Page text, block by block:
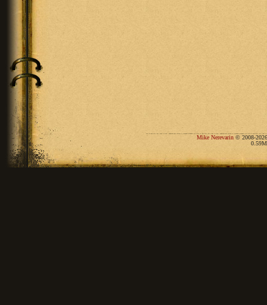
Mike Nerevarin © 2008-